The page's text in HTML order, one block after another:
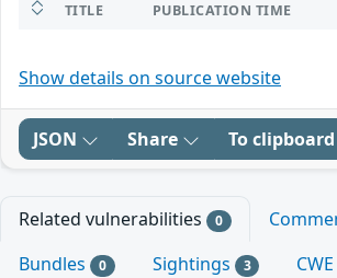
TITLE PUBLICATION TIME
Show details on source website
JSON Share To clipboard
Related vulnerabilities 0
Bundles 0 Sightings 3